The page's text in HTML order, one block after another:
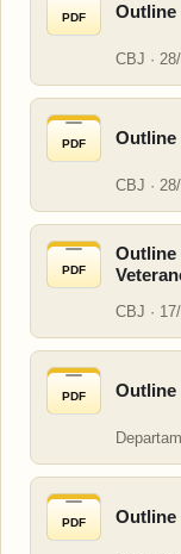
PDF Outline
CBJ ·
PDF Outline
CBJ ·
PDF
Outline
CBJ ·
PDF Outline
PDF Outline